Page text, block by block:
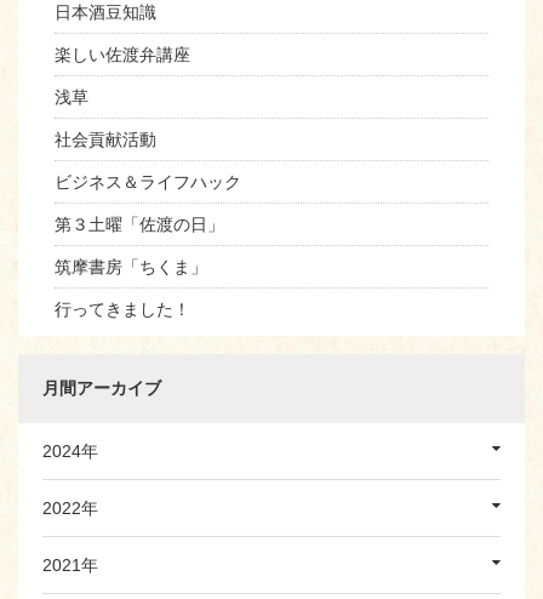
日本酒豆知識
楽しい佐渡弁講座
浅草
社会貢献活動
ビジネス＆ライフハック
第３土曜「佐渡の日」
筑摩書房「ちくま」
行ってきました！
月間アーカイブ
2024年
2022年
2021年